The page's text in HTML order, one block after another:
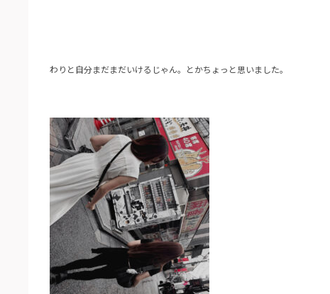
わりと自分まだまだいけるじゃん。とかちょっと思いました。